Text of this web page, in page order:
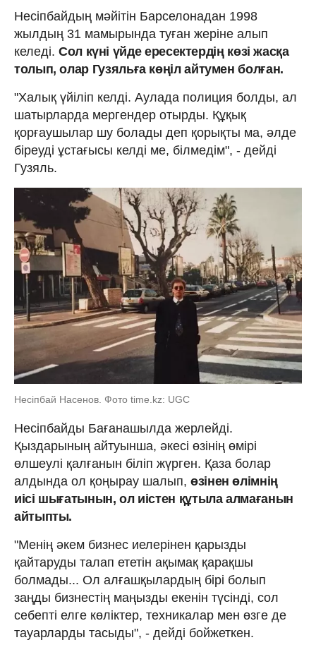
Несіпбайдың мәйітін Барселонадан 1998
жылдың 31 мамырында туған жеріне алып
келеді. Сол күні үйде ересектердің көзі жасқа
толып, олар Гузяльға көңіл айтумен болған.
"Халық үйіліп келді. Аулада полиция болды, ал
шатырларда мергендер отырды. Құқық
қорғаушылар шу болады деп қорықты ма, әлде
біреуді ұстағысы келді ме, білмедім", - дейді
Гузяль.
Несіпбай Насенов. Фото time.kz: UGC
Несіпбайды Бағанашылда жерлейді.
Қыздарының айтуынша, әкесі өзінің өмірі
өлшеулі қалғанын біліп жүрген. Қаза болар
алдында ол қоңырау шалып, өзінен өлімнің
иісі шығатынын, ол иістен құтыла алмағанын
айтыпты.
"Менің әкем бизнес иелерінен қарызды
қайтаруды талап ететін ақымақ қарақшы
болмады... Ол алғашқылардың бірі болып
заңды бизнестің маңызды екенін түсінді, сол
себепті елге көліктер, техникалар мен өзге де
тауарларды тасыды", - дейді бойжеткен.